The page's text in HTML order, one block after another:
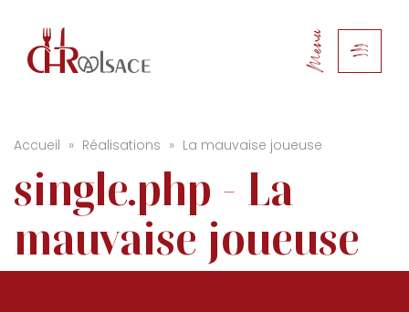
Menu
Accueil » Réalisations » La mauvaise joueuse
single.php - La
mauvaise joueuse